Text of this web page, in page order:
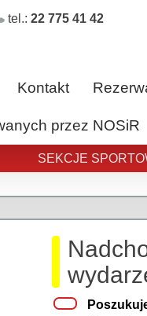
tel.: 22 775 41 42
Kontakt
przez NOSiR
SEKCJE